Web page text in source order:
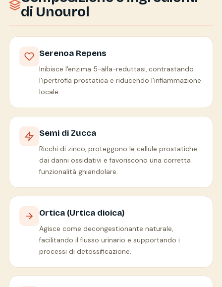
di Unourol
Serenoa Repens
Inibisce l'enzima 5-alfa-reduttasi, contrastando
l'ipertrofia prostatica e riducendo l'infiammazione
locale.
Semi di Zucca
Ricchi di zinco, proteggono le cellule prostatiche
dai danni ossidativi e favoriscono una corretta
funzionalità ghiandolare.
Ortica (Urtica dioica)
Agisce come decongestionante naturale,
facilitando il flusso urinario e supportando i
processi di detossificazione.